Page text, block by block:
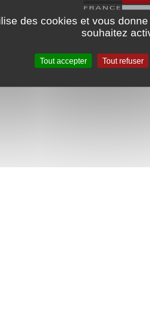
35° - Ø alésage 11 mm
6 pâles -
des cookies et vous
souhaitez
Tout accepter Tout refuser